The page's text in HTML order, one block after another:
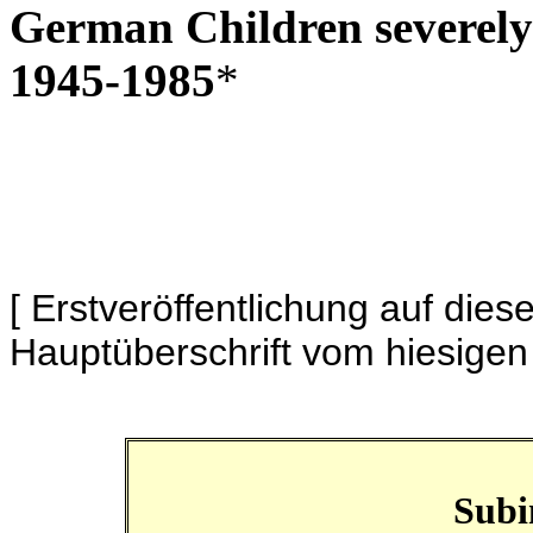
German Children
1945-1985*
[ Erstveröffentlichung auf
Hauptüberschrift vom